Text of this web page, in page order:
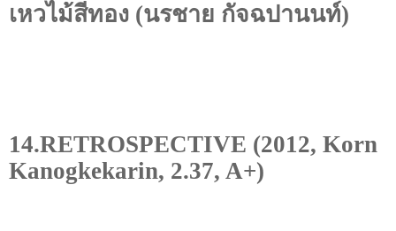
เหวไม้สีทอง (นรชาย กัจฉปานนท์)
14.RETROSPECTIVE (2012, Korn
Kanogkekarin, 2.37, A+)